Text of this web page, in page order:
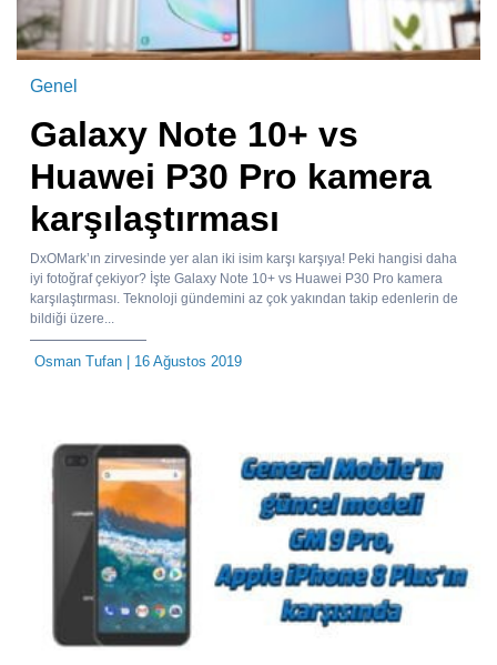
Genel
Galaxy Note 10+ vs
Huawei P30 Pro kamera
karşılaştırması
DxOMark’ın zirvesinde yer alan iki isim karşı karşıya! Peki hangisi daha
iyi fotoğraf çekiyor? İşte Galaxy Note 10+ vs Huawei P30 Pro kamera
karşılaştırması. Teknoloji gündemini az çok yakından takip edenlerin de
bildiği üzere...
Osman Tufan | 16 Ağustos 2019